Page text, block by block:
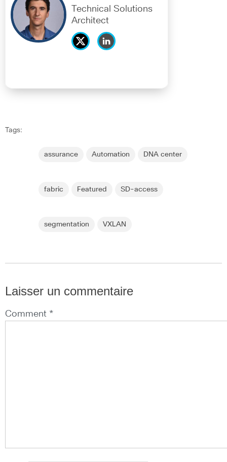
Technical Solutions
Architect
Tags:
assurance Automation DNA center
fabric Featured SD-access
segmentation VXLAN
Laisser un commentaire
Comment *